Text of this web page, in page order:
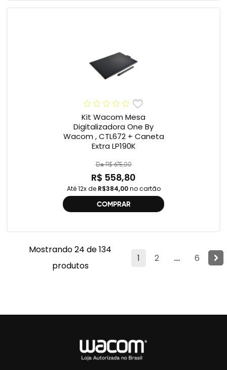
Kit Wacom Mesa
Digitalizadora One By
Wacom , CTL672 + Caneta
Extra LP190K
De R$ 675,00
R$ 558,80
Até 12x de R$384,00no cartão
COMPRAR
1 2 ... 6
Mostrando 24 de 134
produtos